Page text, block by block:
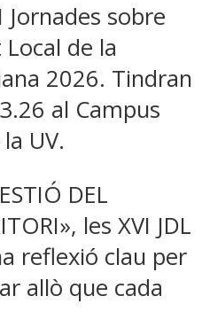
Jornades sobre
de la
2026. Tindran
al Campus
UV.
DEL
les XVI JDL
reflexió clau per
allò que cada